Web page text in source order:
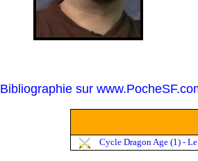
Bibliographie sur
Cycle Dragon Age (1) -